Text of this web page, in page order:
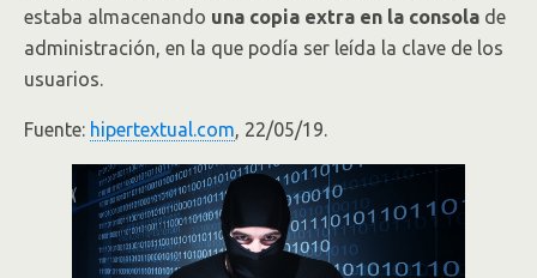
estaba almacenando una copia extra en la consola de
administración, en la que podía ser leída la clave de los
usuarios.
Fuente: hipertextual.com, 22/05/19.